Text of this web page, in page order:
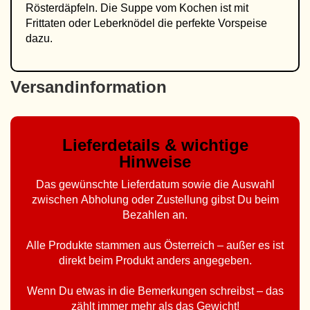
Rösterdäpfeln. Die Suppe vom Kochen ist mit
Frittaten oder Leberknödel die perfekte Vorspeise
dazu.
Versandinformation
Lieferdetails & wichtige
Hinweise
Das gewünschte Lieferdatum sowie die Auswahl
zwischen Abholung oder Zustellung gibst Du beim
Bezahlen an.
Alle Produkte stammen aus Österreich – außer es ist
direkt beim Produkt anders angegeben.
Wenn Du etwas in die Bemerkungen schreibst – das
zählt immer mehr als das Gewicht!